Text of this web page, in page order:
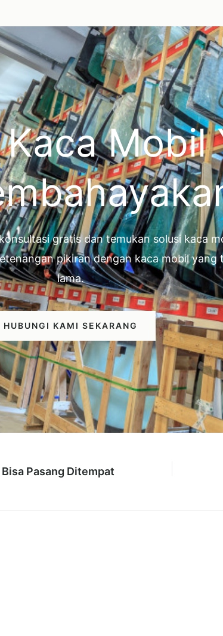
Mobil
gratis dan temukan solusi kaca
pikiran dengan kaca mobil
lama.
HUBUNGI KAMI SEKARANG
Bisa Pasang Ditempat